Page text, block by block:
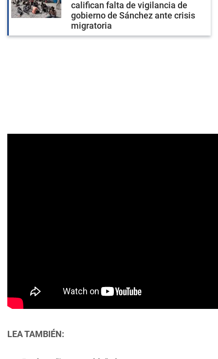
califican falta de vigilancia de
gobierno de Sánchez ante crisis
migratoria
LEA TAMBIÉN: